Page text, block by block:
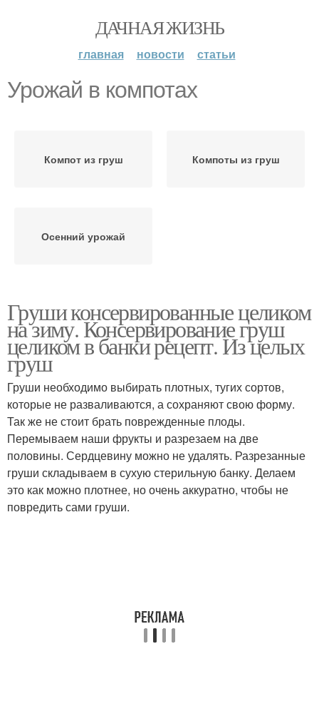
ДАЧНАЯ ЖИЗНЬ
главная новости статьи
Урожай в компотах
Компот из груш Компоты из груш
Осенний урожай
Груши консервированные целиком
на зиму. Консервирование груш
целиком в банки рецепт. Из целых
груш
Груши необходимо выбирать плотных, тугих сортов,
которые не разваливаются, а сохраняют свою форму.
Так же не стоит брать поврежденные плоды.
Перемываем наши фрукты и разрезаем на две
половины. Сердцевину можно не удалять. Разрезанные
груши складываем в сухую стерильную банку. Делаем
это как можно плотнее, но очень аккуратно, чтобы не
повредить сами груши.